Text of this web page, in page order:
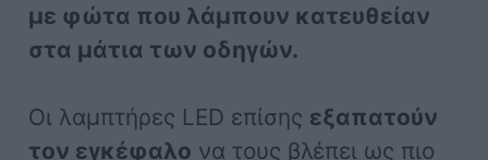
με φώτα που λάμπουν κατευθείαν
στα μάτια των οδηγών.
Οι λαμπτήρες LED επίσης εξαπατούν
τον εγκέφαλο να τους βλέπει ως πιο